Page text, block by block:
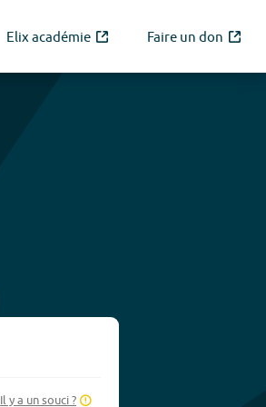
Elix académie Faire un don
Il y a un souci ?